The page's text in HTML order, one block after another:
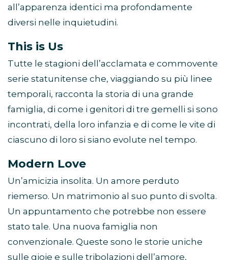
all’apparenza identici ma profondamente
diversi nelle inquietudini.
This is Us
Tutte le stagioni dell’acclamata e commovente
serie statunitense che, viaggiando su più linee
temporali, racconta la storia di una grande
famiglia, di come i genitori di tre gemelli si sono
incontrati, della loro infanzia e di come le vite di
ciascuno di loro si siano evolute nel tempo.
Modern Love
Un’amicizia insolita. Un amore perduto
riemerso. Un matrimonio al suo punto di svolta.
Un appuntamento che potrebbe non essere
stato tale. Una nuova famiglia non
convenzionale. Queste sono le storie uniche
sulle gioie e sulle tribolazioni dell’amore,